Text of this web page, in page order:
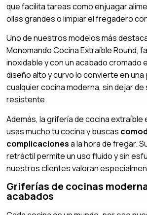
que facilita tareas como enjuagar
ollas grandes o limpiar el fregadero
Uno de nuestros modelos más
Monomando Cocina Extraíble Round,
inoxidable y con un acabado cromado
diseño alto y curvo lo convierte en
cualquier cocina moderna, sin dejar
resistente.
Además, la grifería de cocina
usas mucho tu cocina y buscas
complicacionesa la hora de fregar.
retráctil permite un uso fluido y sin
nuestros clientes valoran
Griferías de cocinas
acabados